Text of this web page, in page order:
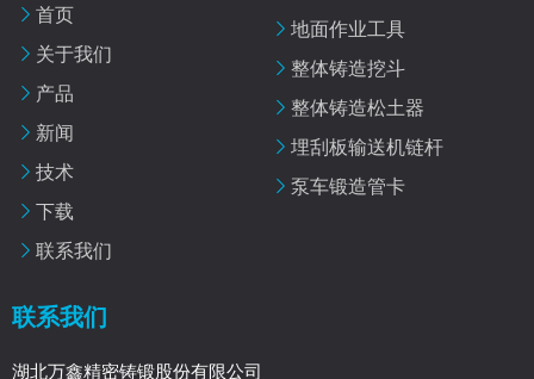
首页
关于我们
产品
新闻
技术
下载
联系我们
地面作业工具
整体铸造挖斗
整体铸造松土器
埋刮板输送机链杆
泵车锻造管卡
联系我们
湖北万鑫精密铸锻股份有限公司